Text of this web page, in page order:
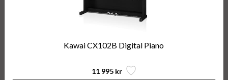
Kawai CX102B Digital Piano
11 995 kr